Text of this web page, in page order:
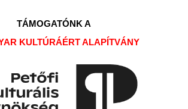
TÁMOGATÓNK A
KULTÚRÁÉRT ALAPÍTVÁNY